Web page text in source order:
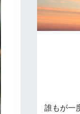
誰もが一